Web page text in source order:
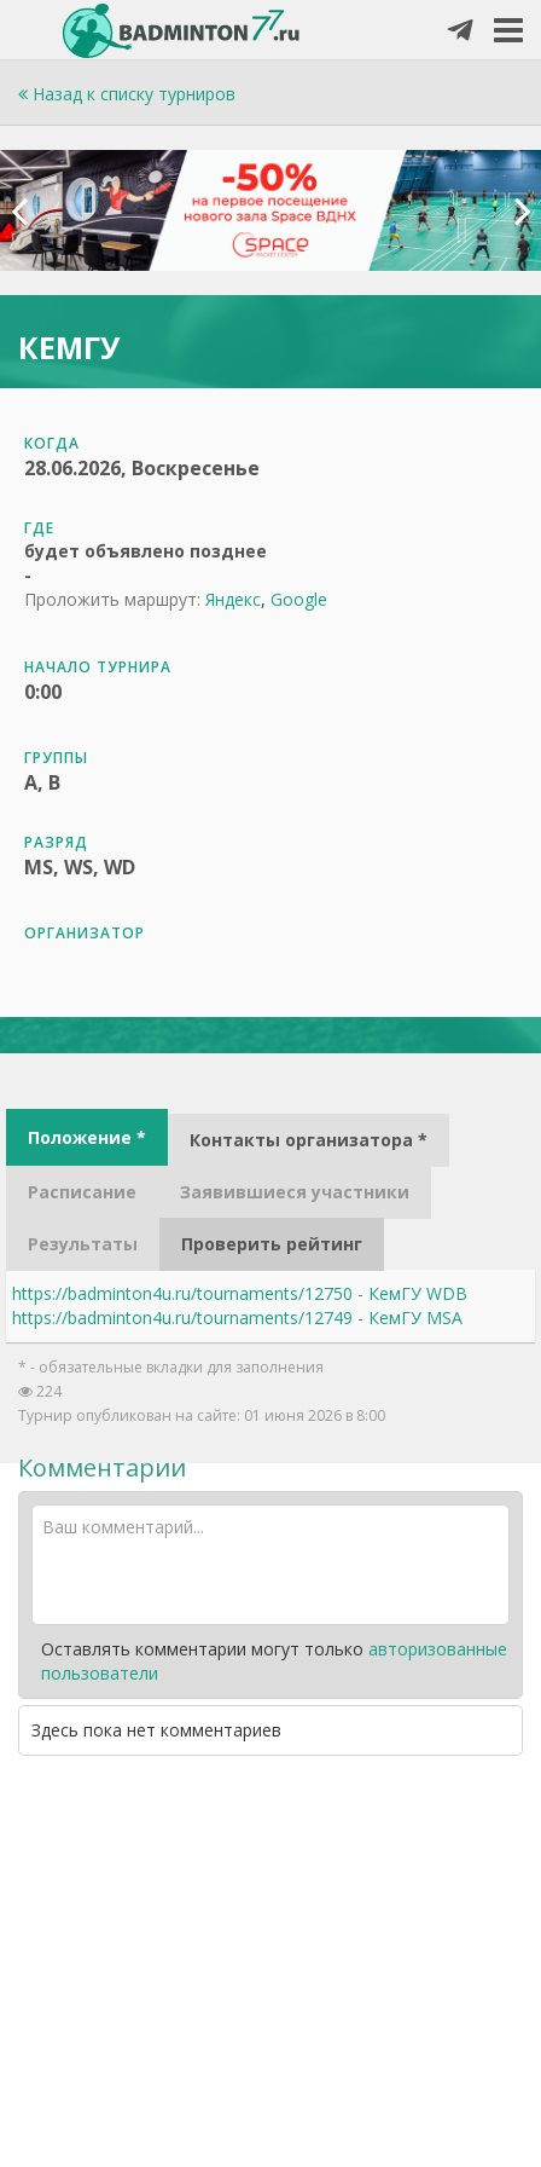
Назад к списку турниров
КЕМГУ
КОГДА
28.06.2026, Воскресенье
ГДЕ
будет объявлено позднее
-
Проложить маршрут: Яндекс, Google
НАЧАЛО ТУРНИРА
0:00
ГРУППЫ
A, B
РАЗРЯД
MS, WS, WD
ОРГАНИЗАТОР
Положение * Контакты организатора *
Расписание Заявившиеся участники
Результаты Проверить рейтинг
https://badminton4u.ru/tournaments/12750 - КемГУ WDB
https://badminton4u.ru/tournaments/12749 - КемГУ MSA
* - обязательные вкладки для заполнения
224
Турнир опубликован на сайте: 01 июня 2026 в 8:00
Комментарии
Оставлять комментарии могут только авторизованные
пользователи
Здесь пока нет комментариев